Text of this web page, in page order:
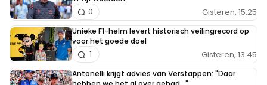
Gisteren, 15:25
0
Unieke F1-helm levert historisch veilingrecord op
voor het goede doel
Gisteren, 13:45
1
Antonelli krijgt advies van Verstappen: "Daar